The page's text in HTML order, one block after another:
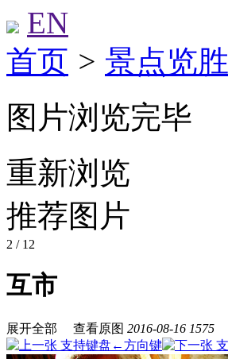
EN
首页 > 景点览胜
图片浏览完毕
重新浏览
推荐图片
2 / 12
互市
展开全部 查看原图 2016-08-16 1575